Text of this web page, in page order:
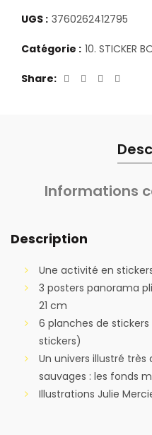
UGS : 3760262412795
Catégorie : 10. STICKER
Share
Informations
Description
Une activité en
3 posters panorama
21 cm
6 planches de
stickers)
Un univers illustré
sauvages : les fonds
Illustrations Julie